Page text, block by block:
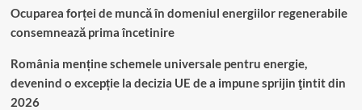
Ocuparea forței de muncă în domeniul energiilor regenerabile
consemnează prima încetinire
România menține schemele universale pentru energie,
devenind o excepție la decizia UE de a impune sprijin ţintit din
2026